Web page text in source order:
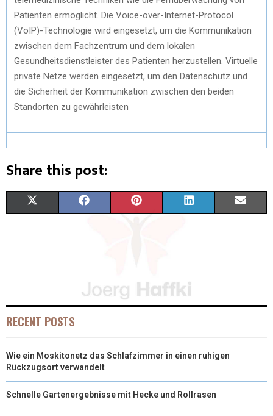
Patienten ermöglicht. Die Voice-over-Internet-Protocol
(VoIP)-Technologie wird eingesetzt, um die Kommunikation
zwischen dem Fachzentrum und dem lokalen
Gesundheitsdienstleister des Patienten herzustellen. Virtuelle
private Netze werden eingesetzt, um den Datenschutz und
die Sicherheit der Kommunikation zwischen den beiden
Standorten zu gewährleisten
Share this post:
W
E
)
E
B
K
T
E
S
K
N
I
RECENT POSTS
Wie ein Moskitonetz das Schlafzimmer in einen ruhigen
Rückzugsort verwandelt
Schnelle Gartenergebnisse mit Hecke und Rollrasen